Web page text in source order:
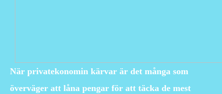
När privatekonomin kärvar är det många som
överväger att låna pengar för att täcka de mest